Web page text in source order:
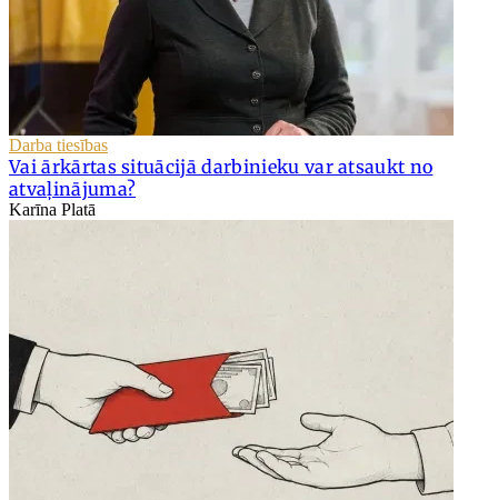
Darba tiesības
Vai ārkārtas situācijā darbinieku var atsaukt no
atvaļinājuma?
Karīna Platā